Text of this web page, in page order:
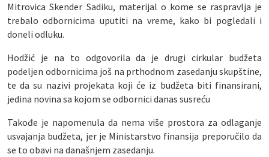
Mitrovica Skender Sadiku, materijal o kome se raspravlja je
trebalo odbornicima uputiti na vreme, kako bi pogledali i
doneli odluku.
Hodžić je na to odgovorila da je drugi cirkular budžeta
podeljen odbornicima još na prthodnom zasedanju skupštine,
te da su nazivi projekata koji će iz budžeta biti finansirani,
jedina novina sa kojom se odbornici danas susreću
Takođe je napomenula da nema više prostora za odlaganje
usvajanja budžeta, jer je Ministarstvo finansija preporučilo da
se to obavi na današnjem zasedanju.